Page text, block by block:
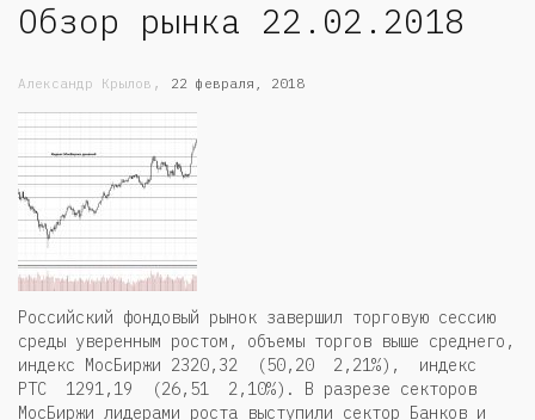
Обзор рынка 22.02.2018
Александр Крылов , 22 февраля, 2018
Российский фондовый рынок завершил торговую сессию
среды уверенным ростом, объемы торгов выше среднего,
индекс МосБиржи 2320,32 (50,20 2,21%), индекс
РТС 1291,19 (26,51 2,10%). В разрезе секторов
МосБиржи лидерами роста выступили сектор Банков и